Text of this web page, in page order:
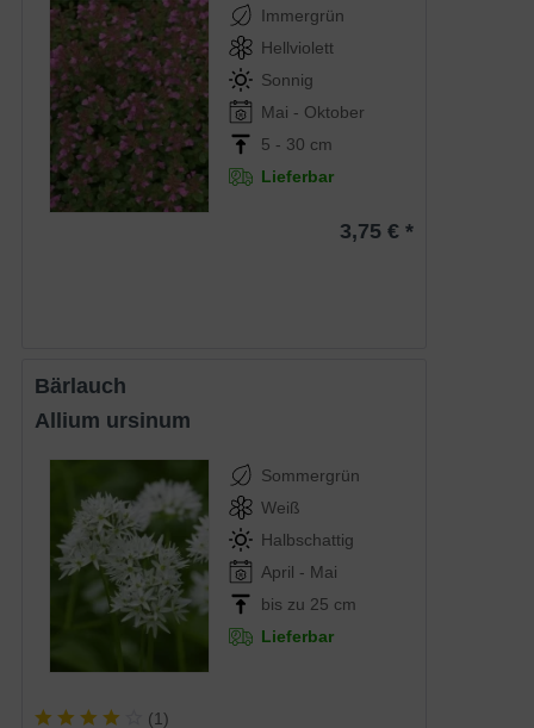
Immergrün
Hellviolett
Sonnig
Mai - Oktober
5 - 30 cm
Lieferbar
3,75 € *
Bärlauch
Allium ursinum
Sommergrün
Weiß
Halbschattig
April - Mai
bis zu 25 cm
Lieferbar
(1)